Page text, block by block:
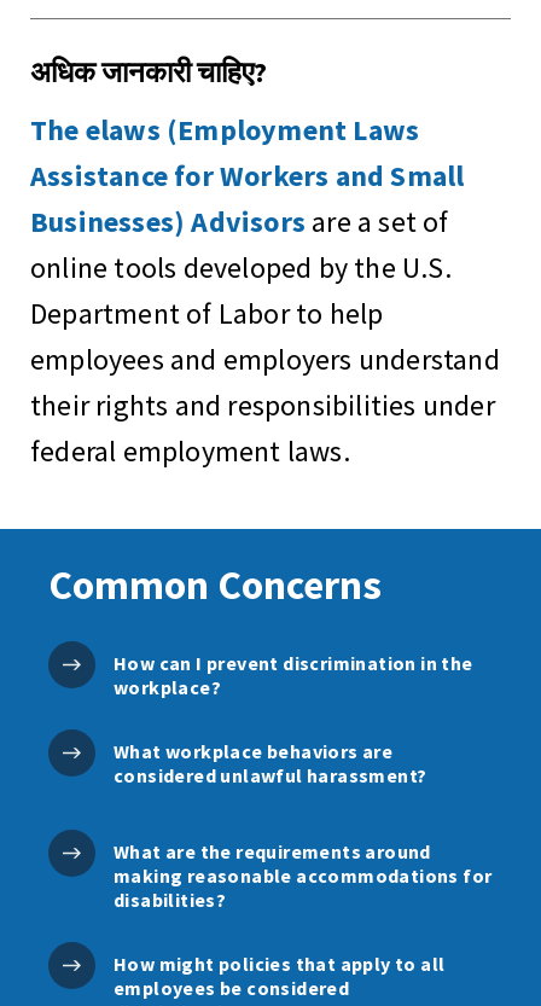
अधिक जानकारी चाहिए?
The elaws (Employment Laws
Assistance for Workers and Small
Businesses) Advisors are a set of
online tools developed by the U.S.
Department of Labor to help
employees and employers understand
their rights and responsibilities under
federal employment laws.
Common Concerns
How can I prevent discrimination in the
workplace?
What workplace behaviors are
considered unlawful harassment?
What are the requirements around
making reasonable accommodations for
disabilities?
How might policies that apply to all
employees be considered